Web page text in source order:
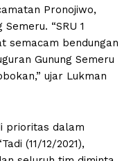
Pronojiwo,
“SRU 1
semacam bendungan
Gunung Semeru
ujar Lukman
prioritas dalam
(11/12/2021),